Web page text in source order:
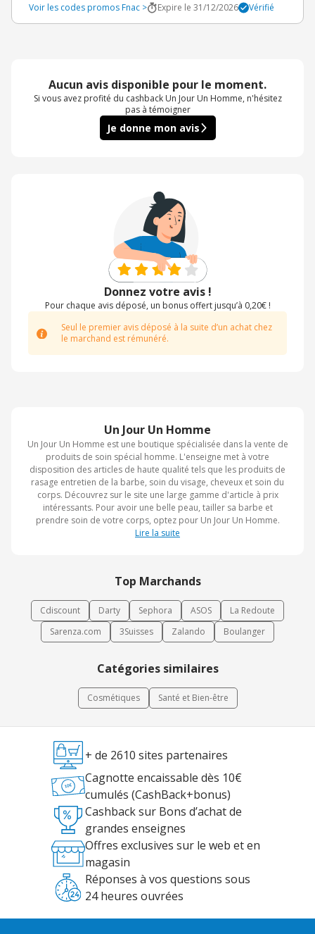
Un Jour Un Homme
Un Jour Un Homme est une boutique spécialisée dans la vente de
produits de soin spécial homme. L'enseigne met à votre
disposition des articles de haute qualité tels que les produits de
rasage entretien de la barbe, soin du visage, cheveux et soin du
corps. Découvrez sur le site une large gamme d'article à prix
intéressants. Pour avoir une belle peau, tailler sa barbe et
prendre soin de votre corps, optez pour Un Jour Un Homme.
Lire la suite
Top Marchands
Cdiscount Darty Sephora ASOS
La Redoute
Sarenza.com
3Suisses Zalando Boulanger
Catégories similaires
Cosmétiques Santé et Bien-être
Voir les codes promos Fnac >
Expire le 31/12/2026 Vérifié
Aucun avis disponible pour le moment.
Si vous avez profité du cashback Un Jour Un Homme, n'hésitez
pas à témoigner
Je donne mon avis
Donnez votre avis !
Pour chaque avis déposé, un bonus offert jusqu’à 0,20€ !
Seul le premier avis déposé à la suite d’un achat chez
le marchand est rémunéré.
+ de 2610 sites partenaires
Cagnotte encaissable dès 10€
cumulés (CashBack+bonus)
Cashback sur Bons d’achat de
grandes enseignes
Offres exclusives sur le web et en
magasin
Réponses à vos questions sous
24 heures ouvrées